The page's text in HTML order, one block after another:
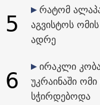
5
რატომ
აგვისტოს
ადრე
6
ირაკლი
უკრაინაში
სჭირდებოდა